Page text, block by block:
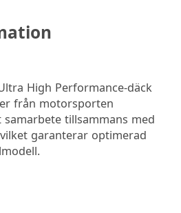
High Performance-däck
från motorsporten
tillsammans med
garanterar optimerad